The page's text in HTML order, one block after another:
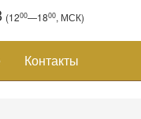
(1200—1800, МСК)
Контакты